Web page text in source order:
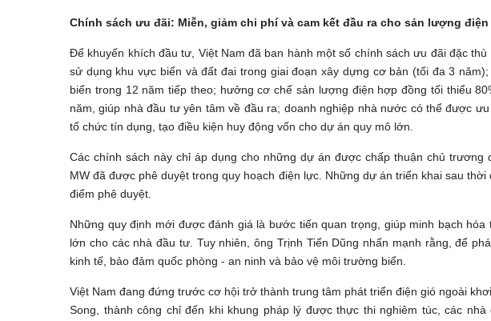
Chính sách ưu đãi: Miễn, giảm chi phí và cam kết đầu ra cho sản lượng điện
Để khuyến khích đầu tư, Việt Nam đã ban hành một số chính sách ưu đãi đặc
sử dụng khu vực biển và đất đai trong giai đoạn xây dựng cơ bản (tối đa 3
biển trong 12 năm tiếp theo; hưởng cơ chế sản lượng điện hợp đồng tối thiểu
năm, giúp nhà đầu tư yên tâm về đầu ra; doanh nghiệp nhà nước có thể được
tổ chức tín dụng, tạo điều kiện huy động vốn cho dự án quy mô lớn.
Các chính sách này chỉ áp dụng cho những dự án được chấp thuận chủ
MW đã được phê duyệt trong quy hoạch điện lực. Những dự án triển khai sau
điểm phê duyệt.
Những quy định mới được đánh giá là bước tiến quan trọng, giúp minh bạch
lớn cho các nhà đầu tư. Tuy nhiên, ông Trịnh Tiến Dũng nhấn mạnh rằng, để
kinh tế, bảo đảm quốc phòng - an ninh và bảo vệ môi trường biển.
Việt Nam đang đứng trước cơ hội trở thành trung tâm phát triển điện gió ngoài
Song, thành công chỉ đến khi khung pháp lý được thực thi nghiêm túc, các